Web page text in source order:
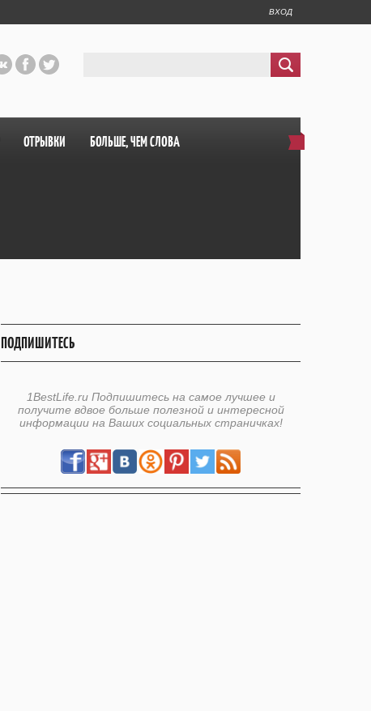
ВХОД
ОТРЫВКИ БОЛЬШЕ, ЧЕМ СЛОВА
ПОДПИШИТЕСЬ
1BestLife.ru Подпишитесь на самое лучшее и
получите вдвое больше полезной и интересной
информации на Ваших социальных страничках!